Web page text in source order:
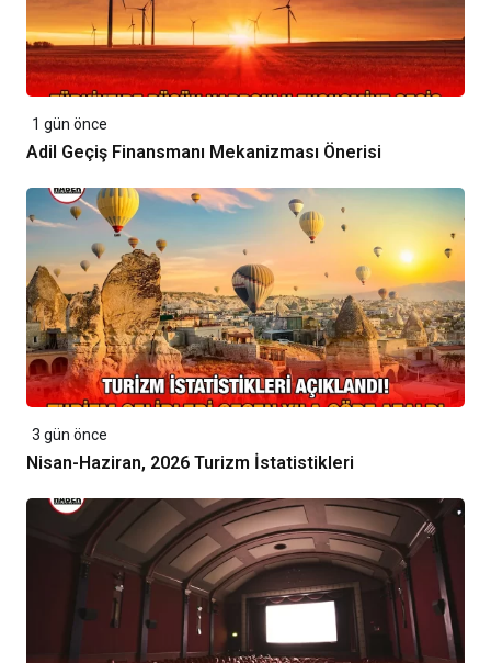
1 gün önce
Adil Geçiş Finansmanı Mekanizması Önerisi
3 gün önce
Nisan-Haziran, 2026 Turizm İstatistikleri